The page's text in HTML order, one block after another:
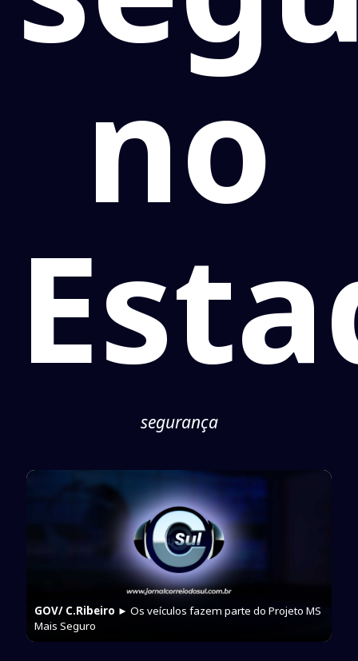
no
segurança
GOV/ C.Ribeiro ► Os veículos fazem parte do Projeto MS
Mais Seguro